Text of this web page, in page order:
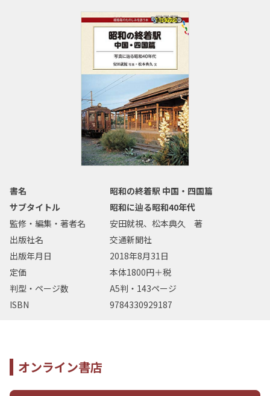
書名
昭和の終着駅 中国・四国篇
サブタイトル
昭和に辿る昭和40年代
監修・編集・著者名
安田就視、松本典久 著
出版社名
交通新聞社
出版年月日
2018年8月31日
定価
本体1800円＋税
判型・ページ数
A5判・143ページ
ISBN
9784330929187
オンライン書店